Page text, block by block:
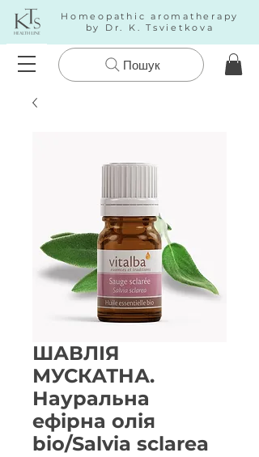
Homeopathic aromatherapy
by Dr. K. Tsvietkova
Пошук
ШАВЛІЯ
МУСКАТНА.
Науральна
ефірна олія
bio/Salvia sclarea